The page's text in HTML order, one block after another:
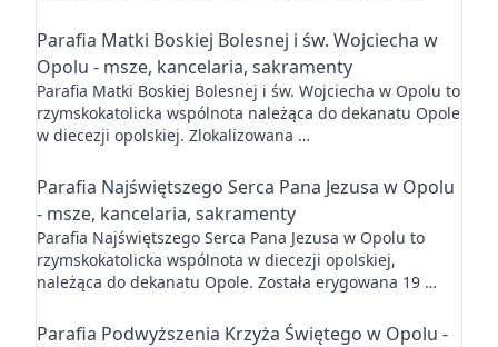
Parafia Matki Boskiej Bolesnej i św. Wojciecha w
Opolu - msze, kancelaria, sakramenty
Parafia Matki Boskiej Bolesnej i św. Wojciecha w Opolu to
rzymskokatolicka wspólnota należąca do dekanatu Opole
w diecezji opolskiej. Zlokalizowana …
Parafia Najświętszego Serca Pana Jezusa w Opolu
- msze, kancelaria, sakramenty
Parafia Najświętszego Serca Pana Jezusa w Opolu to
rzymskokatolicka wspólnota w diecezji opolskiej,
należąca do dekanatu Opole. Została erygowana 19 …
Parafia Podwyższenia Krzyża Świętego w Opolu -